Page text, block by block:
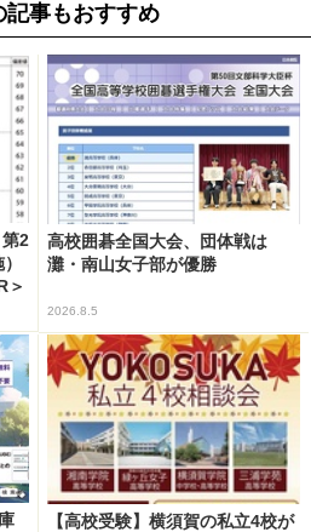
記事もおすすめ
2
＞
高校囲碁全国大会、団体戦は
灘・南山女子部が優勝
2026.8.5
【高校受験】横須賀の私立4校が